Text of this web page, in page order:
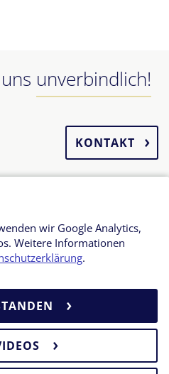
wir Google Analytics,
Weitere Informationen
.
unverbindlich!
KONTAKT
HAFTUNGSAUSSCHLUSS
IMPRESSUM